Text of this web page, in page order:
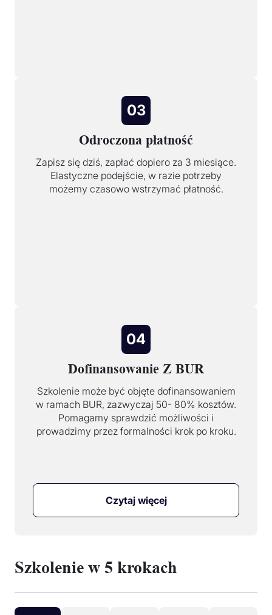
03
Odroczona płatność
Zapisz się dziś, zapłać dopiero za 3 miesiące.
Elastyczne podejście, w razie potrzeby
możemy czasowo wstrzymać płatność.
04
Dofinansowanie Z BUR
Szkolenie może być objęte dofinansowaniem
w ramach BUR, zazwyczaj 50- 80% kosztów.
Pomagamy sprawdzić możliwości i
prowadzimy przez formalności krok po kroku.
Czytaj więcej
Szkolenie w 5 krokach